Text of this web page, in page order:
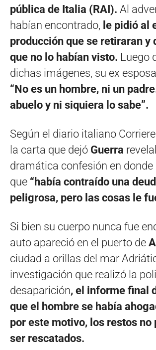
pública de Italia (RAI). Al
habían encontrado, le pidió al
producción que se retiraran y
que no lo habían visto. Luego
dichas imágenes, su ex
“No es un hombre, ni un
abuelo y ni siquiera lo sabe”.
Según el diario italiano
la carta que dejó Guerra
dramática confesión en donde
que “había contraído una
peligrosa, pero las cosas le
Si bien su cuerpo nunca fue
auto apareció en el puerto de
ciudad a orillas del mar
investigación que realizó la
desaparición, el informe final
que el hombre se había
por este motivo, los restos no
ser rescatados.